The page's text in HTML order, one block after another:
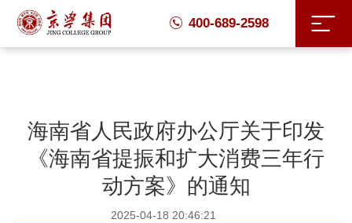
400-689-2598
海南省人民政府办公厅关于印发
《海南省提振和扩大消费三年行
动方案》的通知
2025-04-18 20:46:21